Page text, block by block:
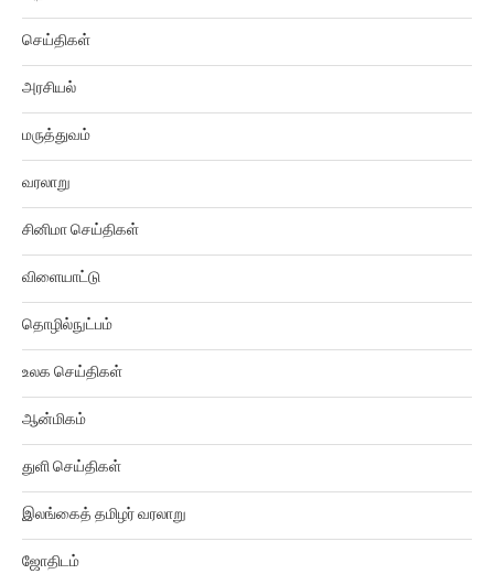
செய்திகள்
அரசியல்
மருத்துவம்
வரலாறு
சினிமா செய்திகள்
விளையாட்டு
தொழில்நுட்பம்
உலக செய்திகள்
ஆன்மிகம்
துளி செய்திகள்
இலங்கைத் தமிழர் வரலாறு
ஜோதிடம்